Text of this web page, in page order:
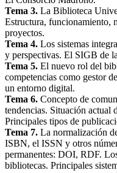
Tema 3. La Biblioteca
Estructura, funcionamiento,
proyectos.
Tema 4. Los sistemas
y perspectivas. El SIGB de
Tema 5. El nuevo rol del
competencias como gestor
un entorno digital.
Tema 6. Concepto de
tendencias. Situación actual
Principales tipos de
Tema 7. La normalización
ISBN, el ISSN y otros
permanentes: DOI, RDF.
bibliotecas. Principales